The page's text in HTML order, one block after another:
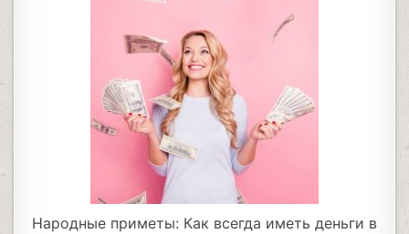
Народные приметы: Как всегда иметь деньги в